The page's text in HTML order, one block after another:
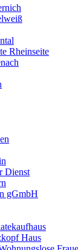
Rheinseite
Dienst
gGmbH
Haus